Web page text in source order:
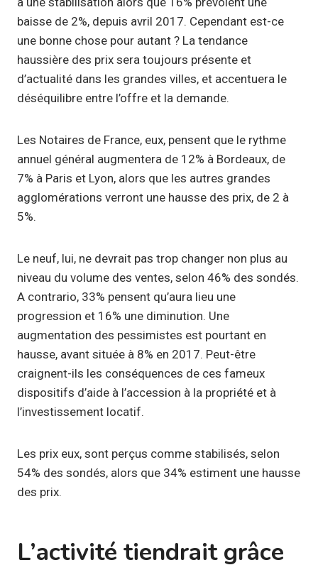
baisse de 2%, depuis avril 2017. Cependant est-ce
une bonne chose pour autant ? La tendance
haussière des prix sera toujours présente et
d’actualité dans les grandes villes, et accentuera le
déséquilibre entre l’offre et la demande.
Les Notaires de France, eux, pensent que le rythme
annuel général augmentera de 12% à Bordeaux, de
7% à Paris et Lyon, alors que les autres grandes
agglomérations verront une hausse des prix, de 2 à
5%.
Le neuf, lui, ne devrait pas trop changer non plus au
niveau du volume des ventes, selon 46% des sondés.
A contrario, 33% pensent qu’aura lieu une
progression et 16% une diminution. Une
augmentation des pessimistes est pourtant en
hausse, avant située à 8% en 2017. Peut-être
craignent-ils les conséquences de ces fameux
dispositifs d’aide à l’accession à la propriété et à
l’investissement locatif.
Les prix eux, sont perçus comme stabilisés, selon
54% des sondés, alors que 34% estiment une hausse
des prix.
L’activité tiendrait grâce